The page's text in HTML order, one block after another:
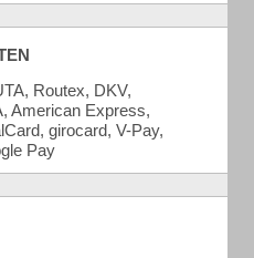
Routex, DKV,
American Express,
girocard, V-Pay,
Pay